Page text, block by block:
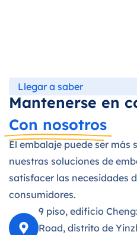
Llegar a saber
Mantenerse en
Con nosotros
El embalaje puede ser más
nuestras soluciones de
satisfacer las necesidades
consumidores.
9 piso, edificio
Road, distrito de